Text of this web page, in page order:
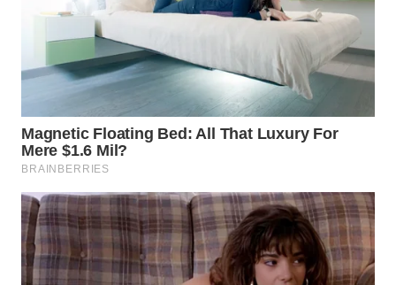
KEPULAUAN
SERIBU
TANGERANG
WN
BINJAI
WN
CIREBON